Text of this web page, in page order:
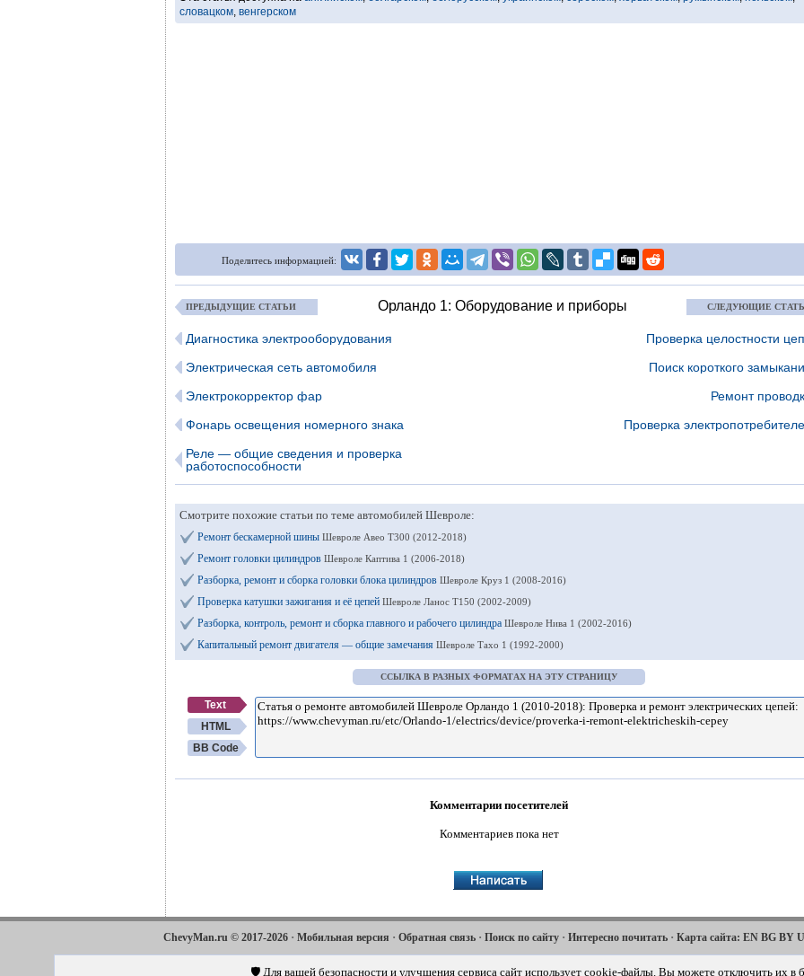
словацком, венгерском
Поделитесь информацией:
ПРЕДЫДУЩИЕ СТАТЬИ Орландо 1: Оборудование и приборы СЛЕДУЮЩИЕ
Диагностика электрооборудования
Электрическая сеть автомобиля
Электрокорректор фар
Фонарь освещения номерного знака
Реле — общие сведения и проверка
работоспособности
Проверка целостности
Поиск короткого
Ремонт
Проверка
Смотрите похожие статьи по теме автомобилей Шевроле:
Ремонт бескамерной шины Шевроле Авео Т300 (2012-2018)
Ремонт головки цилиндров Шевроле Каптива 1 (2006-2018)
Разборка, ремонт и сборка головки блока цилиндров Шевроле Круз 1 (2008-2016)
Проверка катушки зажигания и её цепей Шевроле Ланос Т150 (2002-2009)
Разборка, контроль, ремонт и сборка главного и рабочего цилиндра Шевроле Нива 1 (2002-2016)
Капитальный ремонт двигателя — общие замечания Шевроле Тахо 1 (1992-2000)
ССЫЛКА В РАЗНЫХ ФОРМАТАХ НА ЭТУ СТРАНИЦУ
Text
HTML
BB Code
Комментарии посетителей
Комментариев пока нет
ChevyMan.ru © 2017-2026 · Мобильная версия · Обратная связь · Поиск по сайту · Интересно почитать · Карта сайта: EN BG BY
Aveo2006-2011 · Cruze Lacetti 2002-2009 · 2002-
🛡️ Для вашей безопасности и улучшения сервиса сайт использует cookie-файлы. Вы можете отключить их в